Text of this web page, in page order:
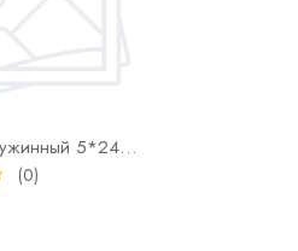
Шплинт пружинный 5*24*85 DIN 11024 E
(0)